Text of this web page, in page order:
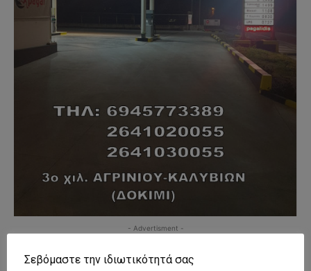
- Advertisment -
Σεβόμαστε την ιδιωτικότητά σας